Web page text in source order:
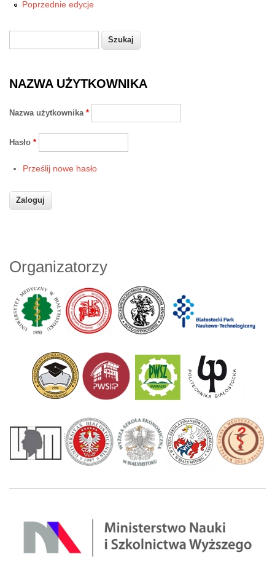
Poprzednie edycje
Formularz wyszukiwania
NAZWA UŻYTKOWNIKA
Nazwa użytkownika *
Hasło *
Prześlij nowe hasło
Organizatorzy